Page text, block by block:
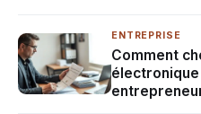
ENTREPRISE
Comment